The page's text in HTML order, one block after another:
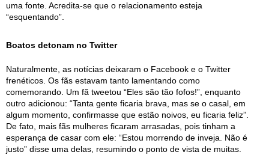
uma fonte. Acredita-se que o relacionamento esteja
“esquentando”.
Boatos detonam no Twitter
Naturalmente, as notícias deixaram o Facebook e o Twitter
frenéticos. Os fãs estavam tanto lamentando como
comemorando. Um fã tweetou “Eles são tão fofos!”, enquanto
outro adicionou: “Tanta gente ficaria brava, mas se o casal, em
algum momento, confirmasse que estão noivos, eu ficaria feliz”.
De fato, mais fãs mulheres ficaram arrasadas, pois tinham a
esperança de casar com ele: “Estou morrendo de inveja. Não é
justo” disse uma delas, resumindo o ponto de vista de muitas.